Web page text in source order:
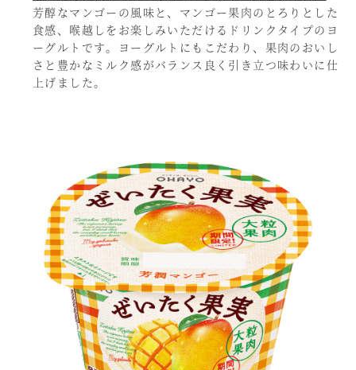
芳醇なマンゴーの風味と、マンゴー果肉のとろりとした
食感、喉越しをお楽しみいただけるドリンクタイプのヨ
ーグルトです。ヨーグルトにもこだわり、果肉のおいし
さと豊かなミルク感がバランス良く引き立つ味わいに仕
上げました。